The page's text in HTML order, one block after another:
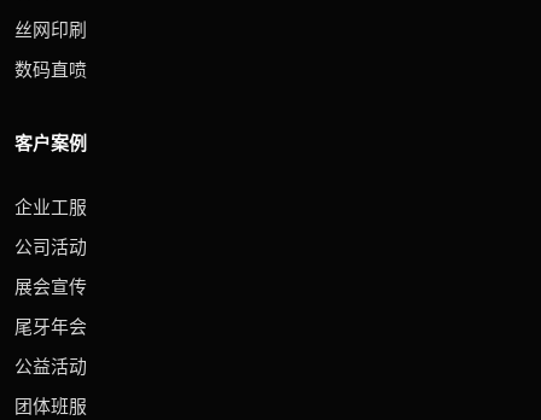
丝网印刷
数码直喷
客户案例
企业工服
公司活动
展会宣传
尾牙年会
公益活动
团体班服